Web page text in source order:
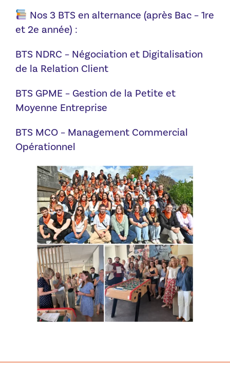
Nos 3 BTS en alternance (après Bac – 1re
et 2e année) :
BTS NDRC – Négociation et Digitalisation
de la Relation Client
BTS GPME – Gestion de la Petite et
Moyenne Entreprise
BTS MCO – Management Commercial
Opérationnel